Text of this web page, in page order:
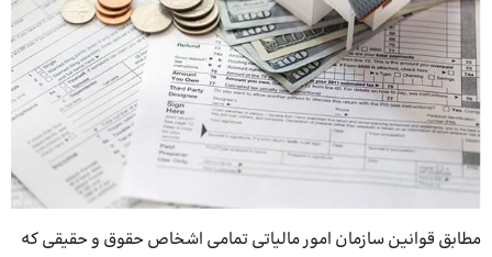
مطابق قوانین سازمان امور مالیاتی تمامی اشخاص حقوق و حقیقی که